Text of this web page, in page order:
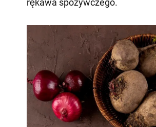
rękawa spożywczego.